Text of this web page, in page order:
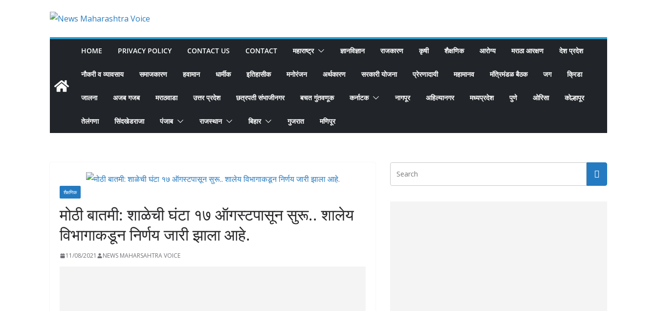
HOME PRIVACY POLICY CONTACT US CONTACT महाराष्ट्र ज्ञानविज्ञान राजकारण कृषी शैक्षणिक आरोग्य मराठा आरक्षण देश प्रदेश
नौकरी व व्यावसाय समाजकारण हवामान धार्मीक इतिहासीक मनोरंजन अर्थकारण सरकारी योजना प्रेरणादायी महामानव मंत्रिमंडळ बैठक जग क्रिडा
जालना अजब गजब मराठवाडा उत्तर प्रदेश छत्रपती संभाजीनगर बचत गुंतवणूक कर्नाटक नागपूर अहिल्यानगर मध्यप्रदेश पुणे ओरिसा कोल्हापूर
तेलंगणा सिंदखेडराजा पंजाब राजस्थान बिहार गुजरात मणिपूर
शैक्षणिक
मोठी बातमी: शाळेची घंटा १७ ऑगस्टपासून सुरू.. शालेय
विभागाकडून निर्णय जारी झाला आहे.
11/08/2021 NEWS MAHARSAHTRA VOICE